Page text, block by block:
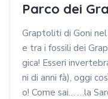
Parco dei
Graptoliti di Goni nel
e tra i fossili dei
gica! Esseri
ni di anni fà), oggi
o! Come sai… …la